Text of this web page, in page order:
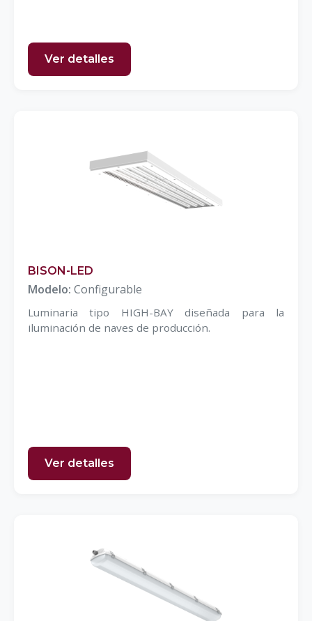
Ver detalles
BISON-LED
Modelo: Configurable
Luminaria tipo HIGH-BAY diseñada para la
iluminación de naves de producción.
Ver detalles